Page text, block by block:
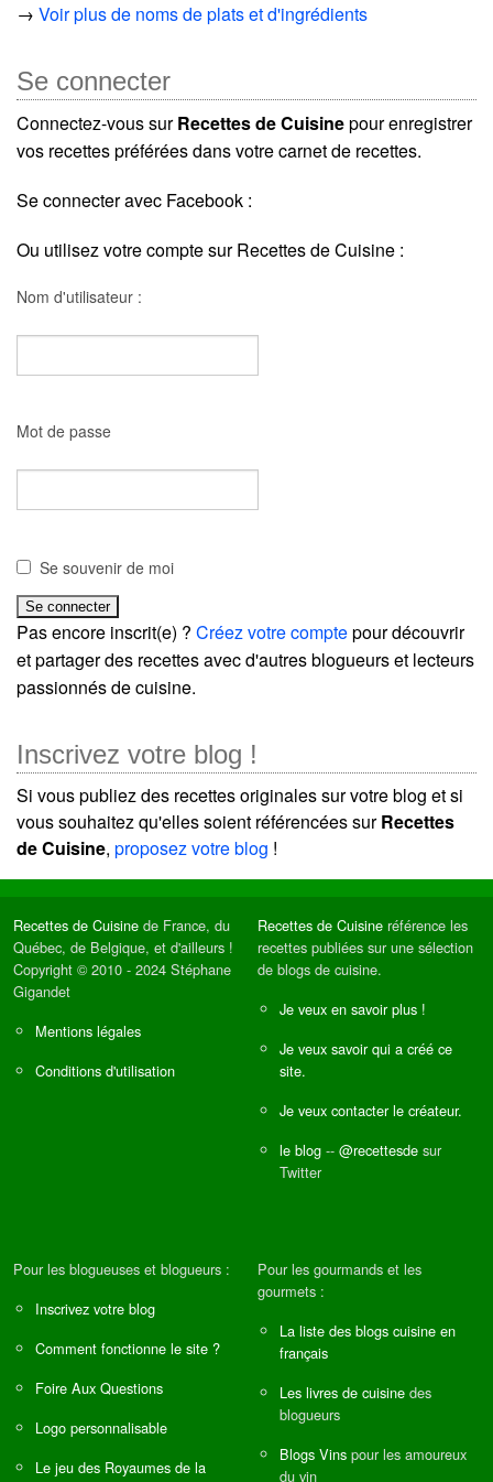
→ Voir plus de noms de plats et d'ingrédients
Se connecter
Connectez-vous surRecettes de Cuisinepour enregistrer
vos recettes préférées dans votre carnet de recettes.
Se connecter avec Facebook :
Ou utilisez votre compte sur Recettes de Cuisine :
Nom d'utilisateur :
Mot de passe
Se souvenir de moi
Pas encore inscrit(e) ? Créez votre comptepour découvrir
et partager des recettes avec d'autres blogueurs et lecteurs
passionnés de cuisine.
Inscrivez votre blog !
Si vous publiez des recettes originales sur votre blog et si
vous souhaitez qu'elles soient référencées surRecettes
de Cuisine, proposez votre blog !
Recettes de Cuisine de France, du
Québec, de Belgique, et d'ailleurs !
Copyright © 2010 - 2024 Stéphane
Gigandet
Mentions légales
Conditions d'utilisation
Recettes de Cuisine référence les
recettes publiées sur une sélection
de blogs de cuisine.
Je veux en savoir plus !
Je veux savoir qui a créé ce
site.
Je veux contacter le créateur.
le blog -- @recettesde sur
Twitter
Pour les blogueuses et blogueurs :
Inscrivez votre blog
Comment fonctionne le site ?
Foire Aux Questions
Logo personnalisable
Le jeu des Royaumes de la
Pour les gourmands et les
gourmets :
La liste des blogs cuisine en
français
Les livres de cuisine des
blogueurs
Blogs Vins pour les amoureux
du vin